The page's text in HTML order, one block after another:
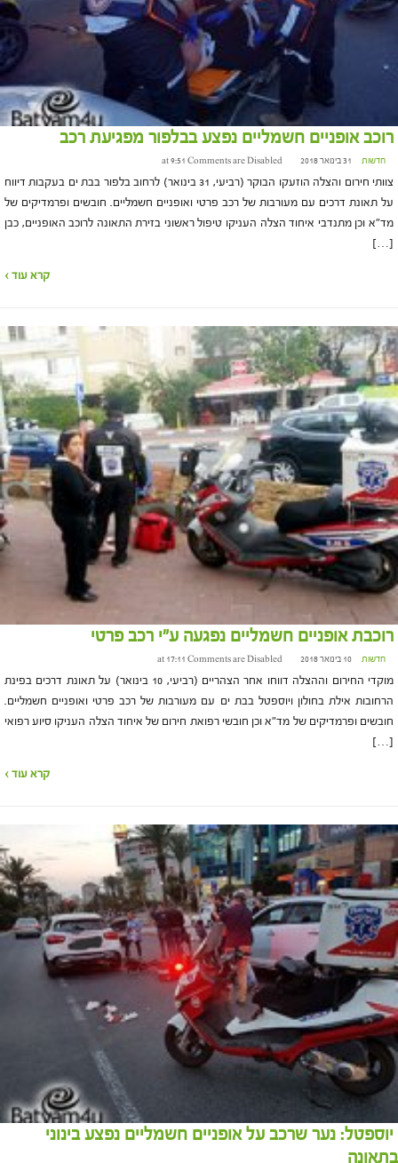
רוכב אופניים חשמליים נפצע בבלפור מפגיעת רכב
חדשות 31 בינואר 2018 at 9:51 Comments are Disabled
צוותי חירום והצלה הוזעקו הבוקר (רביעי, 31 בינואר) לרחוב בלפור בבת ים בעקבות דיווח
על תאונת דרכים עם מעורבות של רכב פרטי ואופניים חשמליים. חובשים ופרמדיקים של
מד"א וכן מתנדבי איחוד הצלה העניקו טיפול ראשוני בזירת התאונה לרוכב האופניים, כבן
[…]
קרא עוד ›
רוכבת אופניים חשמליים נפגעה ע"י רכב פרטי
חדשות 10 בינואר 2018 at 17:11 Comments are Disabled
מוקדי החירום וההצלה דווחו אחר הצהריים (רביעי, 10 בינואר) על תאונת דרכים בפינת
הרחובות אילת בחולון ויוספטל בבת ים עם מעורבות של רכב פרטי ואופניים חשמליים.
חובשים ופרמדיקים של מד"א וכן חובשי רפואת חירום של איחוד הצלה העניקו סיוע רפואי
[…]
קרא עוד ›
יוספטל: נער שרכב על אופניים חשמליים נפצע בינוני
בתאונה